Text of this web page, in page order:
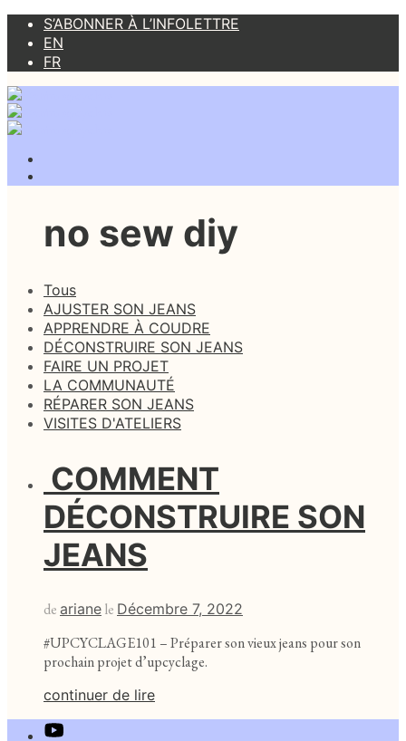
S’ABONNER À L’INFOLETTRE
EN
FR
no sew diy
Tous
AJUSTER SON JEANS
APPRENDRE À COUDRE
DÉCONSTRUIRE SON JEANS
FAIRE UN PROJET
LA COMMUNAUTÉ
RÉPARER SON JEANS
VISITES D'ATELIERS
COMMENT
DÉCONSTRUIRE SON
JEANS
de ariane le Décembre 7, 2022
#UPCYCLAGE101 – Préparer son vieux jeans pour son
prochain projet d’upcyclage.
continuer de lire